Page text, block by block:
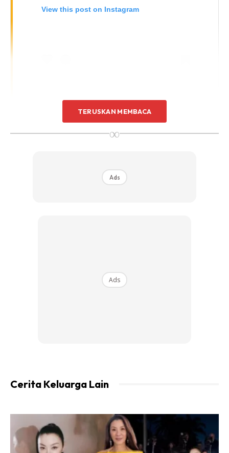
View this post on Instagram
khas ini merupakan yang terakhir akan dilakukan dan tidak
ada lagi skim pengeluaran khas selepas ini.
TERUSKAN MEMBACA
∞
Ads
Ads
Cerita Keluarga Lain